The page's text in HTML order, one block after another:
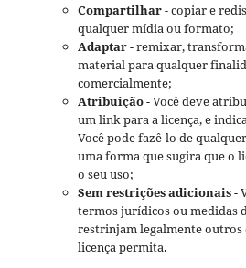
Compartilhar- copiar e
qualquer mídia ou formato;
Adaptar- remixar,
material para qualquer
comercialmente;
Atribuição- Você deve
um link para a licença, e
Você pode fazê-lo de
uma forma que sugira que o
o seu uso;
Sem restrições adicionais-
termos jurídicos ou medidas
restrinjam legalmente outros
licença permita.